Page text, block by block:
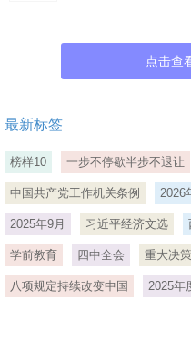
点击查
最新标签
榜样10 一步不停歇半步不退让
中国共产党工作机关条例 2026
2025年9月 习近平经济文选
学前教育 四中全会 重大决策
八项规定持续改变中国 2025年